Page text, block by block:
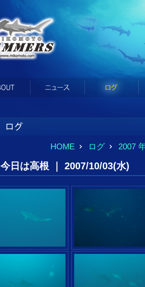
HOME ログ 2007
今日は高根 ｜ 2007/10/03(水)